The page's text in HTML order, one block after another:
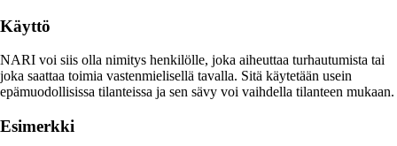
Käyttö
NARI voi siis olla nimitys henkilölle, joka aiheuttaa turhautumista tai
joka saattaa toimia vastenmielisellä tavalla. Sitä käytetään usein
epämuodollisissa tilanteissa ja sen sävy voi vaihdella tilanteen mukaan.
Esimerkki